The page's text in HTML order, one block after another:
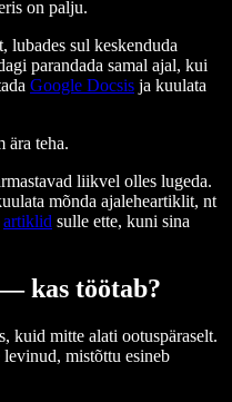
on palju.
lubades sul keskenduda
parandada samal ajal, kui
Google Docsis ja kuulata
ära teha.
liikvel olles lugeda.
mõnda ajaleheartiklit, nt
artiklid sulle ette, kuni sina
kas töötab?
kuid mitte alati ootuspäraselt.
levinud, mistõttu esineb